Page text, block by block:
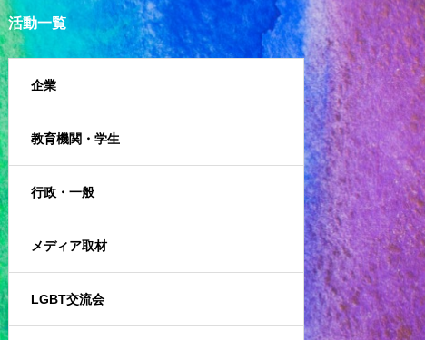
活動一覧
企業
教育機関・学生
行政・一般
メディア取材
LGBT交流会